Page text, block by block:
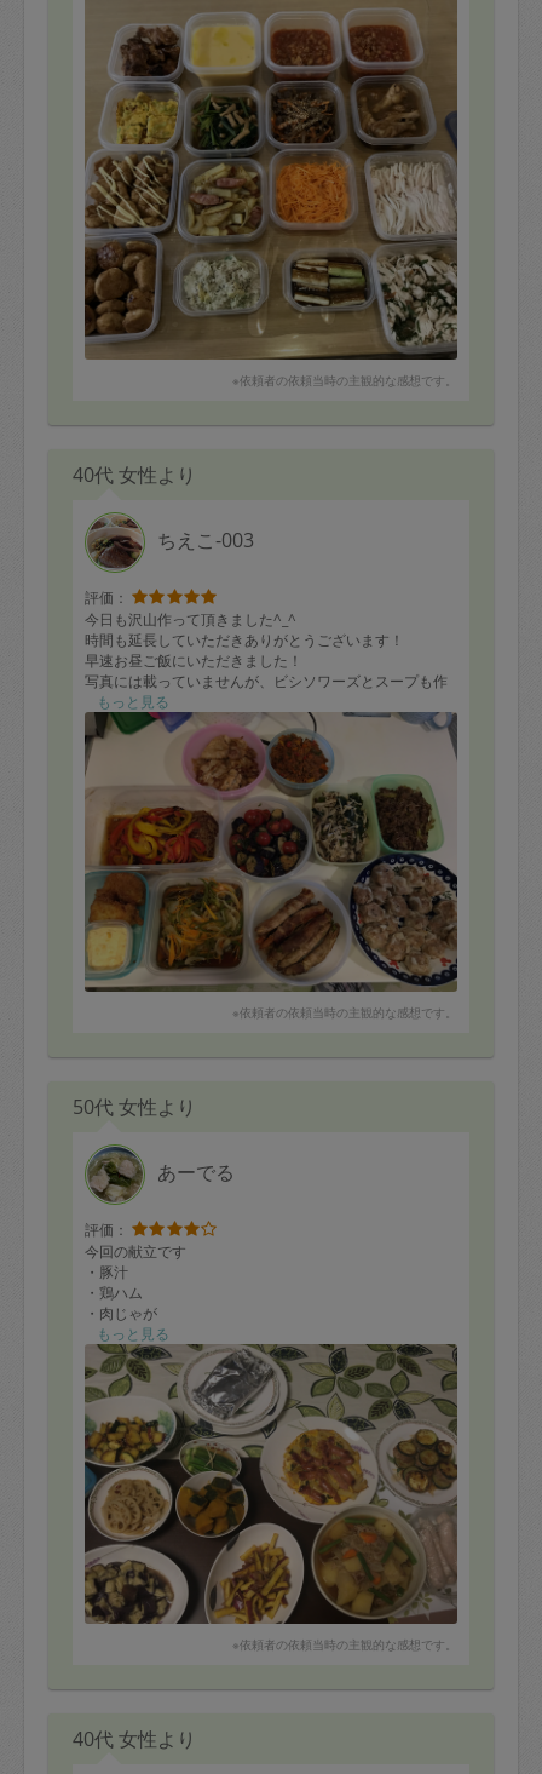
▼メッセージでのコミュニケーション(5 点)
▼対面でのコミュニケーション(5 点)
▼時間厳守さ(5 点)
▼段取りの良さ、時間配分(4点)
▼物を扱う時の丁寧さ(5 点)
▼仕上がりのクオリティ(5 点)
▼主体性(4点)
▼身なりの清潔さ(５点)
▼タスカジシステム熟知度(4 点)
▼友人に勧めたい度(5点)
※依頼者の依頼当時の主観的な感想です。
40代 女性より
ちえこ-003
評価：
今日も沢山作って頂きました^_^
時間も延長していただきありがとうございます！
早速お昼ご飯にいただきました！
写真には載っていませんが、ビシソワーズとスープも作
って頂きました♪
次回も楽しみです^_^
もっと見る
※依頼者の依頼当時の主観的な感想です。
50代 女性より
あーでる
評価：
今回の献立です
・豚汁
・鶏ハム
・肉じゃが
・ラタトゥイユ
・スペインオムレツ
・鮭の塩麹包焼き
・オクラの浅漬け
・レンコンのきんぴら
・赤ピーマンの肉詰め
・ズッキーニとひき肉の挟み焼き
・なすのバター醤油煮
・さつまいもの肉味噌炒め
・さつまいもとズッキーニのゴマ炒め
・かぼちゃの煮付け
など、リクエストにも応えていただき、たくさんのおか
ずを作っていただきました。
いつも通り好みのお味で美味しくいただきました。
いつもありがとうございます。
だきたかったです。
もっと見る
※依頼者の依頼当時の主観的な感想です。
40代 女性より